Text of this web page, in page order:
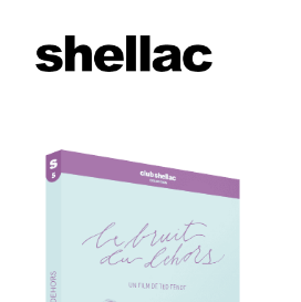
contenu